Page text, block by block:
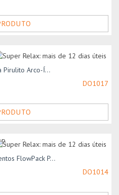
Pirulito Arco-Í...
DO1017
FlowPack P...
DO1014